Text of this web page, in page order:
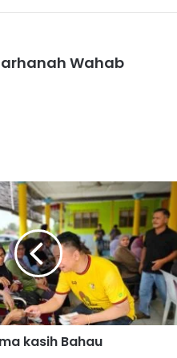
Wahab
kasih Bahau